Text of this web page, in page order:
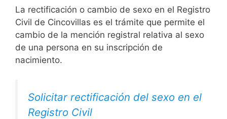
La rectificación o cambio de sexo en el Registro
Civil de Cincovillas es el trámite que permite el
cambio de la mención registral relativa al sexo
de una persona en su inscripción de
nacimiento.
Solicitar rectificación del sexo en el
Registro Civil